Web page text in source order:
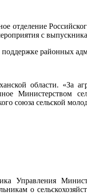
отделение
с
районных
области.
Министерством
союза сельской
Управления
о